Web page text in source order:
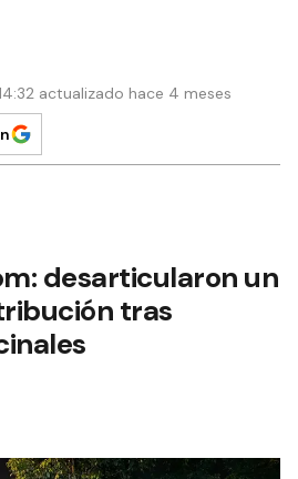
actualizado hace 4 meses
desarticularon un
tras